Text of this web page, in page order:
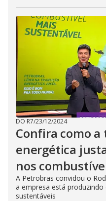
DO R7/23/12/2024
Confira como a
energética
nos
A Petrobras convidou o
a empresa está
sustentáveis